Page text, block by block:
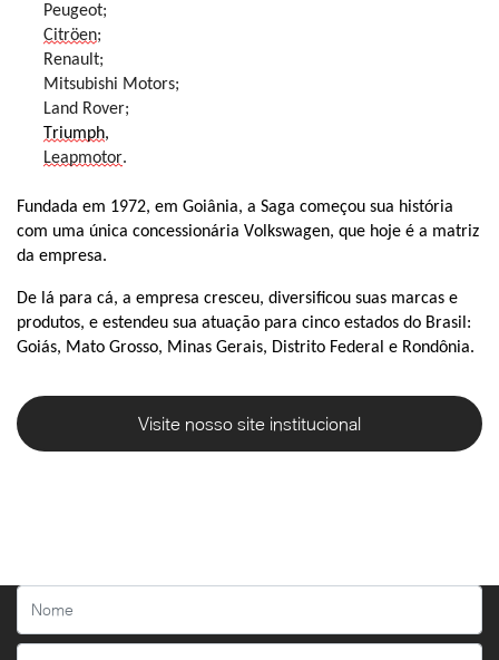
Peugeot;
Citröen;
Renault;
Mitsubishi Motors;
Land Rover;
Triumph,
Leapmotor.
Fundada em 1972, em Goiânia, a Saga começou sua história
com uma única concessionária Volkswagen, que hoje é a matriz
da empresa.
De lá para cá, a empresa cresceu, diversificou suas marcas e
produtos, e estendeu sua atuação para cinco estados do Brasil:
Goiás, Mato Grosso, Minas Gerais, Distrito Federal e Rondônia.
Visite nosso site institucional